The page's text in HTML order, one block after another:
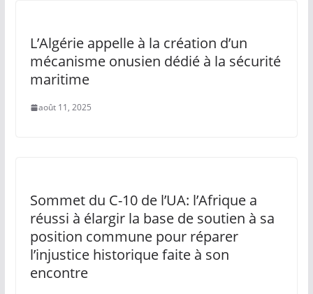
L’Algérie appelle à la création d’un
mécanisme onusien dédié à la sécurité
maritime
août 11, 2025
Sommet du C-10 de l’UA: l’Afrique a
réussi à élargir la base de soutien à sa
position commune pour réparer
l’injustice historique faite à son
encontre